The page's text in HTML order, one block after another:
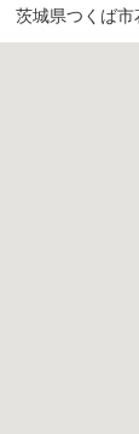
茨城県つくば市